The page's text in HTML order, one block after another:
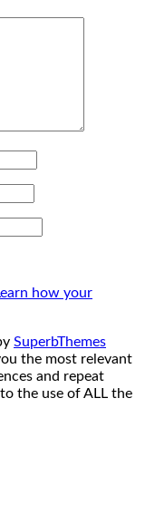
how your
SuperbThemes
the most relevant
and repeat
the use of ALL the